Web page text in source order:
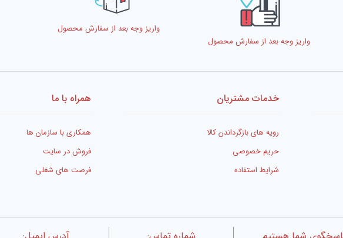
واریز وجه بعد از سفارش محصول
واریز وجه بعد از سفارش محصول
خدمات مشتریان
رویه های بازگرداندن کالا
حریم خصوصی
شرایط استفاده
همراه با ما
همکاری با سازمان ها
فروش در سایت
فرصت های شغلی